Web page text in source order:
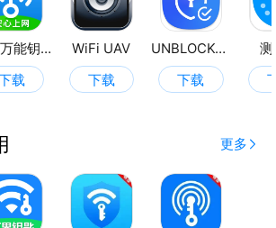
WiFi万能钥匙极速版
载
WiFi UAV
下载
UNBLOCKCN
下载
更多